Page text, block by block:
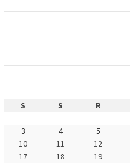
S
S R
3
4 5
10
11 12
17
18 19